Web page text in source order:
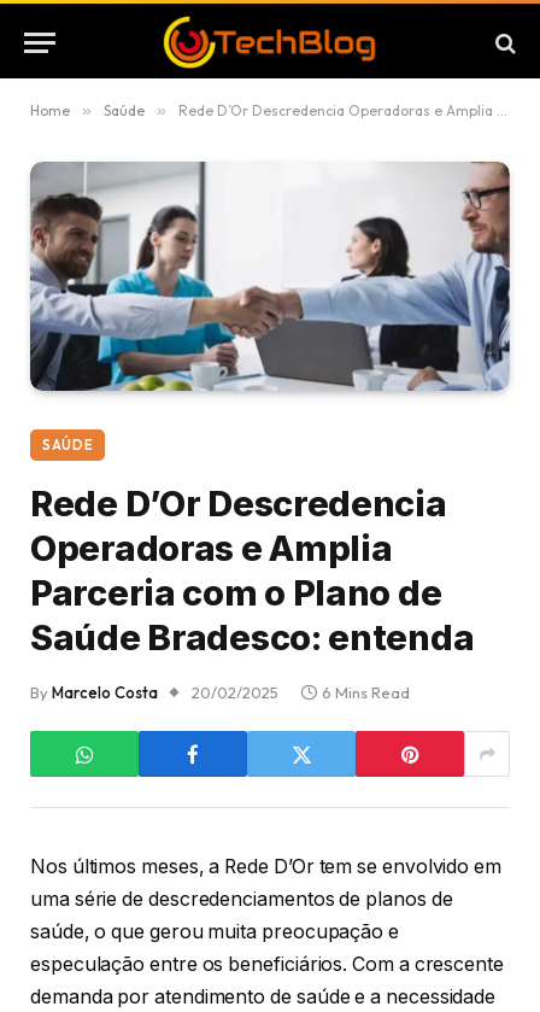
Home » Saúde » Rede D’Or Descredencia Operadoras e Amplia Parceria com o Plano de Saúde Bradesco: entenda
SAÚDE
Rede D’Or Descredencia
Operadoras e Amplia
Parceria com o Plano de
Saúde Bradesco: entenda
ByMarcelo Costa 20/02/2025 6 Mins Read
Nos últimos meses, a Rede D’Or tem se envolvido em
uma série de descredenciamentos de planos de
saúde, o que gerou muita preocupação e
especulação entre os beneficiários. Com a crescente
demanda por atendimento de saúde e a necessidade